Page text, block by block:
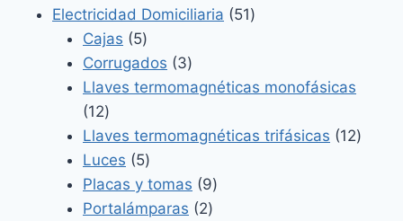
producto
Electricidad Domiciliaria 5151
Cajas 55
productos
Corrugados 33
productos
Llaves termomagnéticas monofásicas
1212
productos
Llaves termomagnéticas trifásicas 1212
Luces 55
productos
Placas y tomas 99
productos
Portalámparas 22